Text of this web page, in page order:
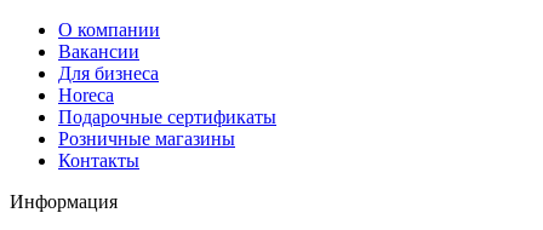
О компании
Вакансии
Для бизнеса
Horeca
Подарочные сертификаты
Розничные магазины
Контакты
Информация